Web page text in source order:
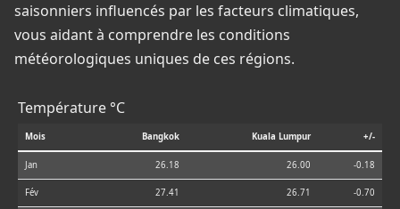
saisonniers influencés par les facteurs climatiques,
vous aidant à comprendre les conditions
météorologiques uniques de ces régions.
Température °C
Mois Bangkok Kuala Lumpur +/-
Jan 26.18 26.00 -0.18
Fév 27.41 26.71 -0.70